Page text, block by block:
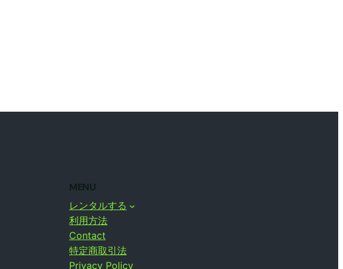
MENU
レンタルする
利用方法
Contact
特定商取引法
Privacy Policy